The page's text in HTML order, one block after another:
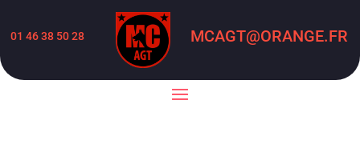
01 46 38 50 28 MCAGT@ORANGE.FR